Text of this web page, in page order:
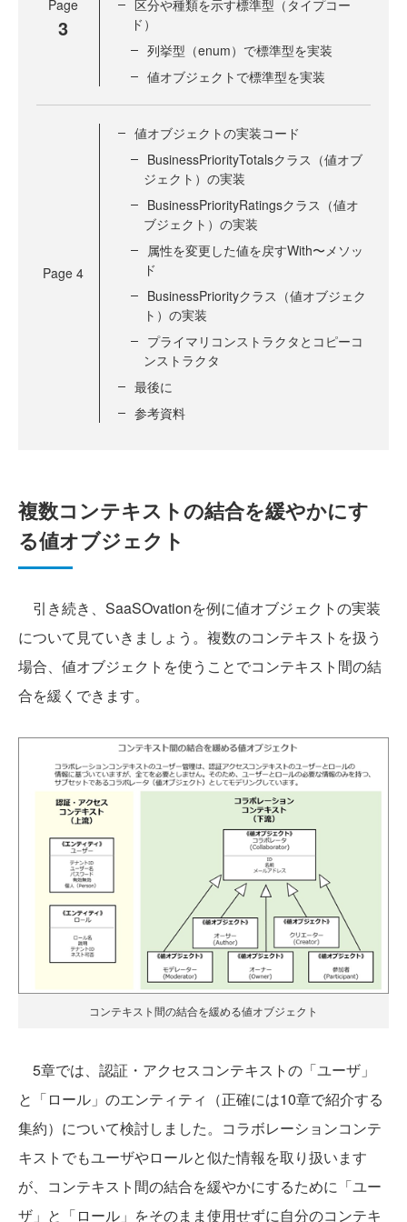
Page
3
区分や種類を示す標準型（タイプコー
ド）
列挙型（enum）で標準型を実装
値オブジェクトで標準型を実装
Page 4
値オブジェクトの実装コード
BusinessPriorityTotalsクラス（値オブ
ジェクト）の実装
BusinessPriorityRatingsクラス（値オ
ブジェクト）の実装
属性を変更した値を戻すWith〜メソッ
ド
BusinessPriorityクラス（値オブジェク
ト）の実装
プライマリコンストラクタとコピーコ
ンストラクタ
最後に
参考資料
複数コンテキストの結合を緩やかにす
る値オブジェクト
引き続き、SaaSOvationを例に値オブジェクトの実装
について見ていきましょう。複数のコンテキストを扱う
場合、値オブジェクトを使うことでコンテキスト間の結
合を緩くできます。
コンテキスト間の結合を緩める値オブジェクト
5章では、認証・アクセスコンテキストの「ユーザ」
と「ロール」のエンティティ（正確には10章で紹介する
集約）について検討しました。コラボレーションコンテ
キストでもユーザやロールと似た情報を取り扱います
が、コンテキスト間の結合を緩やかにするために「ユー
ザ」と「ロール」をそのまま使用せずに自分のコンテキ